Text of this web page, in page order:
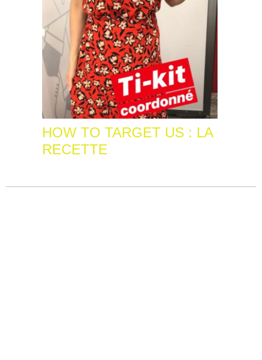
HOW TO TARGET US : LA
RECETTE